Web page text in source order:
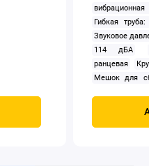
Гибкая труба:
Звуковое
114 дБА
ранцевая
Мешок для